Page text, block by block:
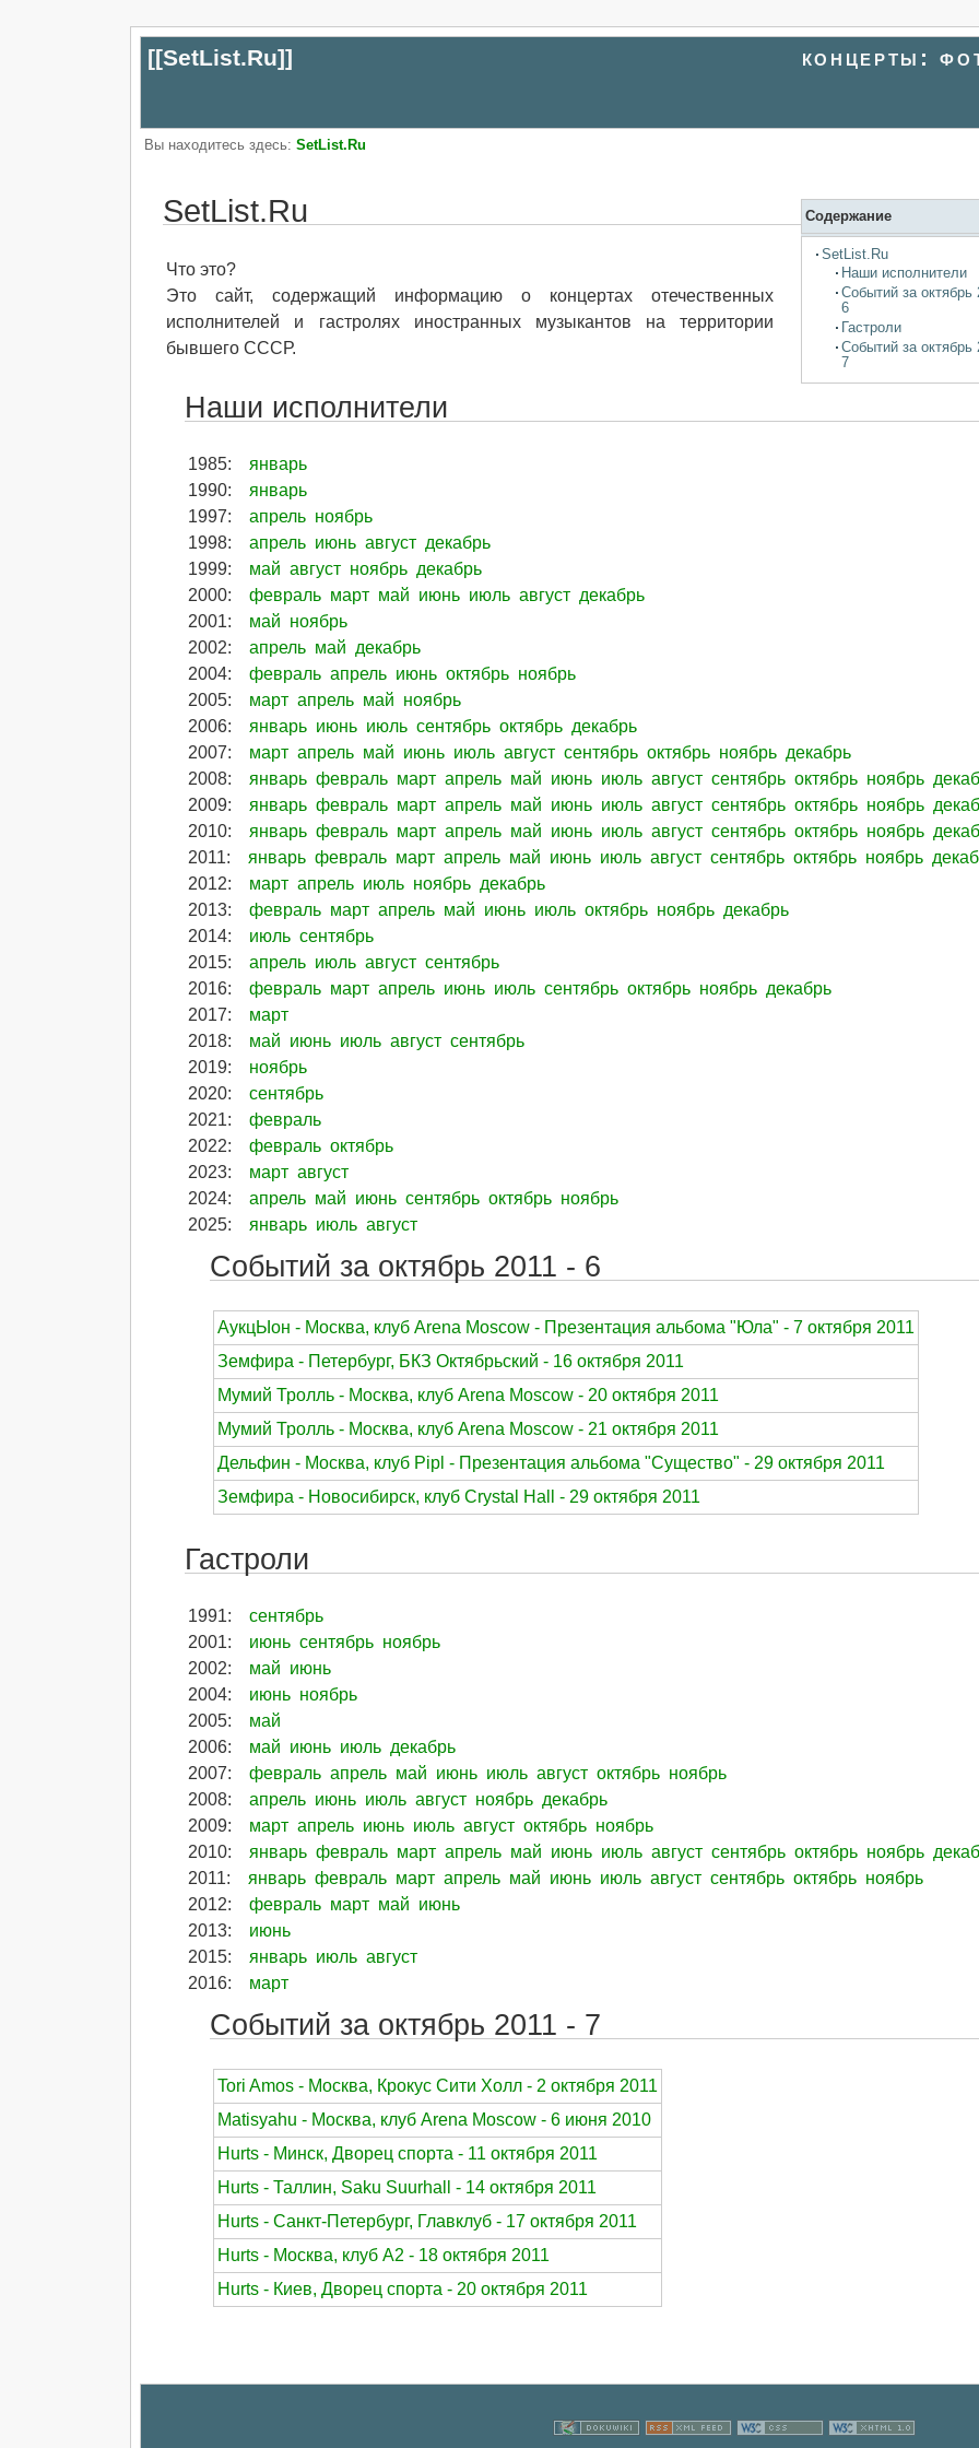
[[SetList.Ru]] концерты:
Вы находитесь здесь: SetList.Ru
Содержание
SetList.Ru
Наши исполнители
Событий за октябрь
6
Гастроли
Событий за октябрь
7
SetList.Ru
Что это?
Это cайт, содержащий информацию о концертах отечественных
исполнителей и гастролях иностранных музыкантов на территории
бывшего СССР.
Наши исполнители
1985:
январь
1990:
январь
1997: апрель ноябрь
1998: апрель июнь август декабрь
1999: май август ноябрь декабрь
2000: февраль март май июнь июль август декабрь
2001: май ноябрь
2002: апрель май декабрь
2004: февраль апрель июнь октябрь ноябрь
2005: март апрель май ноябрь
2006: январь июнь июль сентябрь октябрь декабрь
2007: март апрель май июнь июль август сентябрь октябрь ноябрь декабрь
2008: январь февраль март апрель май июнь июль август сентябрь октябрь ноябрь
2009: январь февраль март апрель май июнь июль август сентябрь октябрь ноябрь
2010: январь февраль март апрель май июнь июль август сентябрь октябрь ноябрь
2011: январь февраль март апрель май июнь июль август сентябрь октябрь ноябрь
2012: март апрель июль ноябрь декабрь
2013: февраль март апрель май июнь июль октябрь ноябрь декабрь
2014: июль сентябрь
2015: апрель июль август сентябрь
2016: февраль март апрель июнь июль сентябрь октябрь ноябрь декабрь
2017:
март
2018: май июнь июль август сентябрь
2019:
ноябрь
2020:
сентябрь
2021:
февраль
2022: февраль октябрь
2023: март август
2024: апрель май июнь сентябрь октябрь ноябрь
2025: январь июль август
Событий за октябрь 2011 - 6
АукцЫон - Москва, клуб Arena Moscow - Презентация альбома "Юла" - 7 октября 2011
Земфира - Петербург, БКЗ Октябрьский - 16 октября 2011
Мумий Тролль - Москва, клуб Arena Moscow - 20 октября 2011
Мумий Тролль - Москва, клуб Arena Moscow - 21 октября 2011
Дельфин - Москва, клуб Pipl - Презентация альбома "Существо" - 29 октября 2011
Земфира - Новосибирск, клуб Crystal Hall - 29 октября 2011
Гастроли
1991:
сентябрь
2001: июнь сентябрь ноябрь
2002: май июнь
2004: июнь ноябрь
2005:
май
2006: май июнь июль декабрь
2007: февраль апрель май июнь июль август октябрь ноябрь
2008: апрель июнь июль август ноябрь декабрь
2009: март апрель июнь июль август октябрь ноябрь
2010: январь февраль март апрель май июнь июль август сентябрь октябрь ноябрь
2011: январь февраль март апрель май июнь июль август сентябрь октябрь ноябрь
2012: февраль март май июнь
2013:
июнь
2015: январь июль август
2016: март
Событий за октябрь 2011 - 7
Tori Amos - Москва, Крокус Сити Холл - 2 октября 2011
Matisyahu - Москва, клуб Arena Moscow - 6 июня 2010
Hurts - Минск, Дворец спорта - 11 октября 2011
Hurts - Таллин, Saku Suurhall - 14 октября 2011
Hurts - Санкт-Петербург, Главклуб - 17 октября 2011
Hurts - Москва, клуб A2 - 18 октября 2011
Hurts - Киев, Дворец спорта - 20 октября 2011